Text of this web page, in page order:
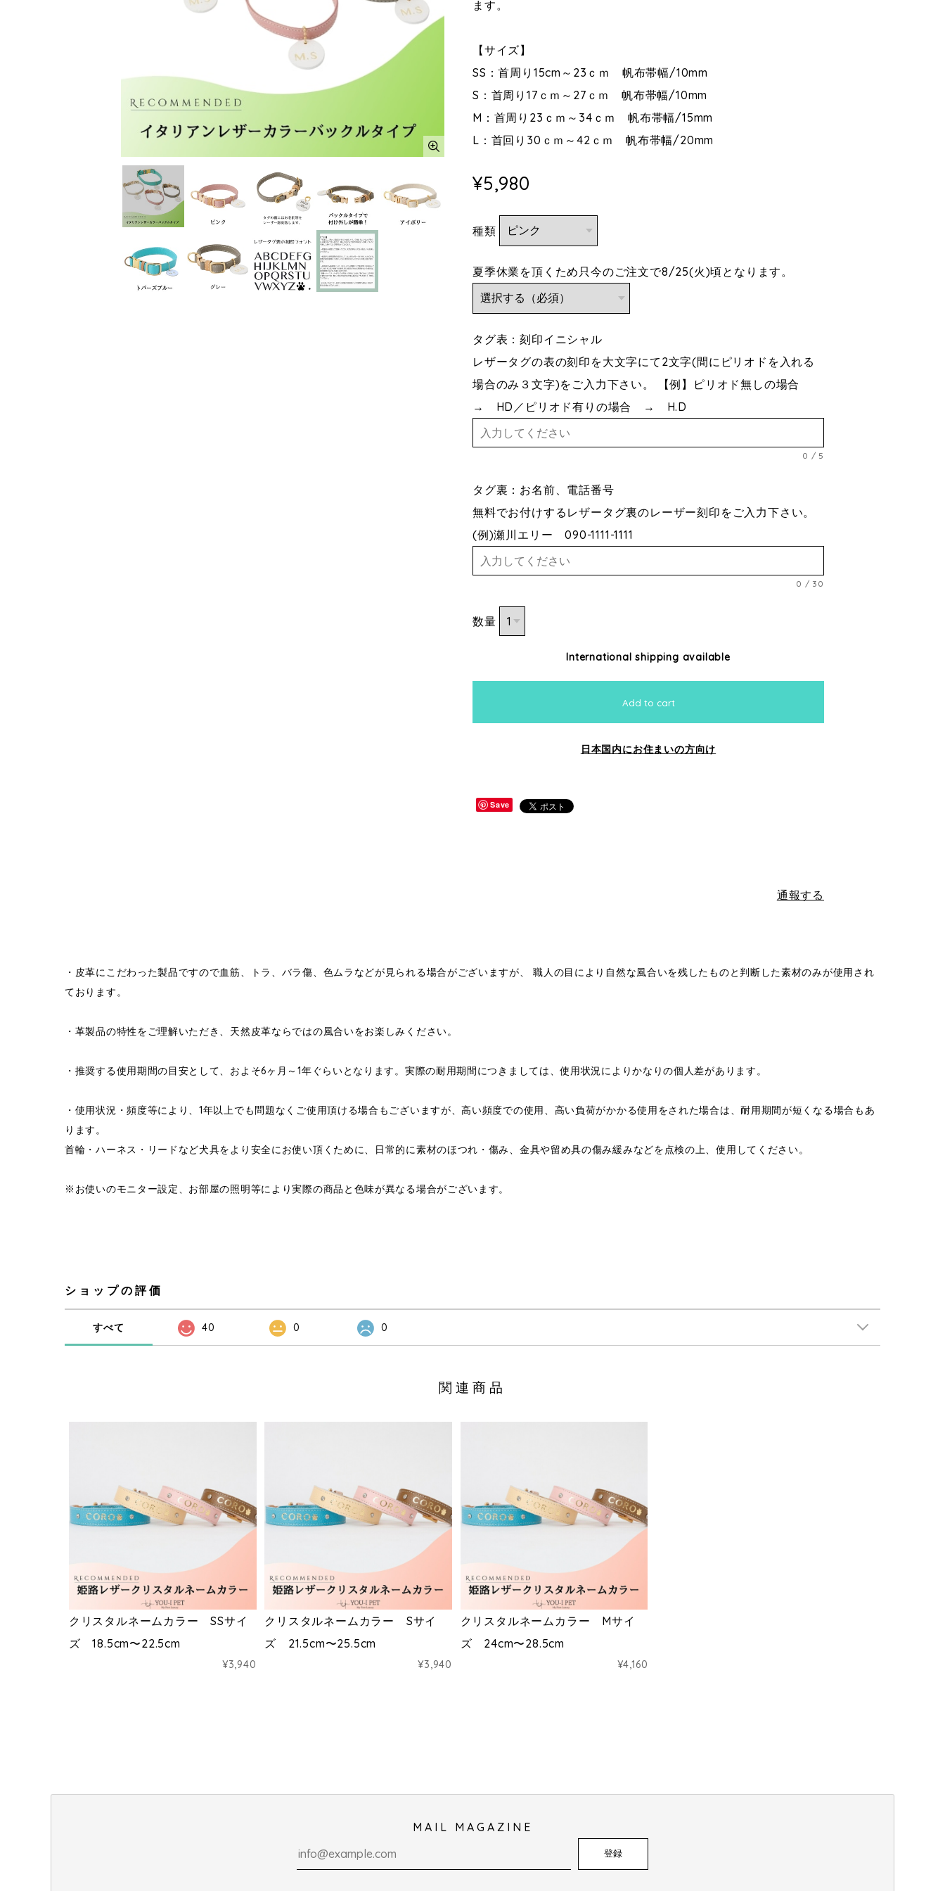
ます。
【サイズ】
SS：首周り15cm～23ｃｍ 帆布帯幅/10mm
S：首周り17ｃｍ～27ｃｍ 帆布帯幅/10mm
M：首周り23ｃｍ～34ｃｍ 帆布帯幅/15mm
L：首回り30ｃｍ～42ｃｍ 帆布帯幅/20mm
¥5,980
種類
夏季休業を頂くため只今のご注文で8/25(火)頃となります。
タグ表：刻印イニシャル
レザータグの表の刻印を大文字にて2文字(間にピリオドを入れる
場合のみ３文字)をご入力下さい。 【例】ピリオド無しの場合
→ HD／ピリオド有りの場合 → H.D
0 / 5
タグ裏：お名前、電話番号
無料でお付けするレザータグ裏のレーザー刻印をご入力下さい。
(例)瀬川エリー 090-1111-1111
0 / 30
数量
International shipping available
Add to cart
日本国内にお住まいの方向け
Save
通報する
・皮革にこだわった製品ですので血筋、トラ、バラ傷、色ムラなどが見られる場合がございますが、 職人の目により自然な風合いを残したものと判断した素材のみが使用され
ております。
・革製品の特性をご理解いただき、天然皮革ならではの風合いをお楽しみください。
・推奨する使用期間の目安として、およそ6ヶ月～1年ぐらいとなります。実際の耐用期間につきましては、使用状況によりかなりの個人差があります。
・使用状況・頻度等により、1年以上でも問題なくご使用頂ける場合もございますが、高い頻度での使用、高い負荷がかかる使用をされた場合は、耐用期間が短くなる場合もあ
ります。
首輪・ハーネス・リードなど犬具をより安全にお使い頂くために、日常的に素材のほつれ・傷み、金具や留め具の傷み緩みなどを点検の上、使用してください。
※お使いのモニター設定、お部屋の照明等により実際の商品と色味が異なる場合がございます。
ショップの評価
すべて 40 0 0
関連商品
クリスタルネームカラー SSサイ
ズ 18.5cm〜22.5cm
¥3,940
クリスタルネームカラー Sサイ
ズ 21.5cm〜25.5cm
¥3,940
クリスタルネームカラー Mサイ
ズ 24cm〜28.5cm
¥4,160
MAIL MAGAZINE
登録